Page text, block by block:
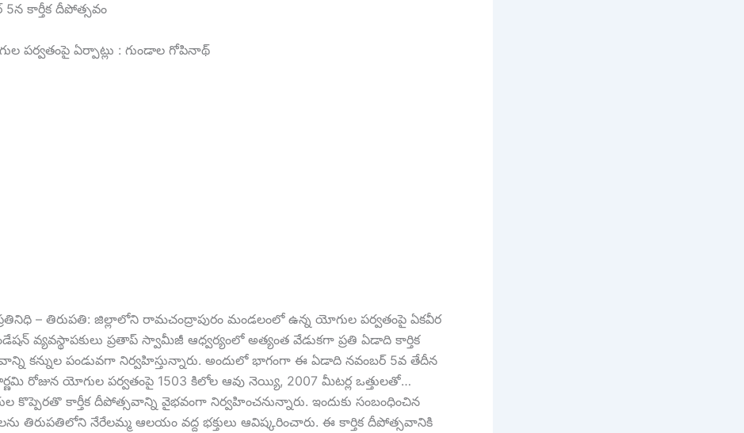
5న కార్తీక దీపోత్సవం
పర్వతంపై ఏర్పాట్లు : గుండాల గోపినాథ్
– తిరుపతి: జిల్లాలోని రామచంద్రాపురం మండలంలో ఉన్న యోగుల పర్వతంపై ఏకవీర
వ్యవస్థాపకులు ప్రతాప్ స్వామీజీ ఆధ్వర్యంలో అత్యంత వేడుకగా ప్రతి ఏడాది కార్తిక
కన్నుల పండువగా నిర్వహిస్తున్నారు. అందులో భాగంగా ఈ ఏడాది నవంబర్ 5వ తేదీన
రోజున యోగుల పర్వతంపై 1503 కిలోల ఆవు నెయ్యి, 2007 మీటర్ల ఒత్తులతో…
కొప్పెరతొ కార్తీక దీపోత్సవాన్ని వైభవంగా నిర్వహించనున్నారు. ఇందుకు సంబంధించిన
తిరుపతిలోని నేరేలమ్మ ఆలయం వద్ద భక్తులు ఆవిష్కరించారు. ఈ కార్తిక దీపోత్సవానికి